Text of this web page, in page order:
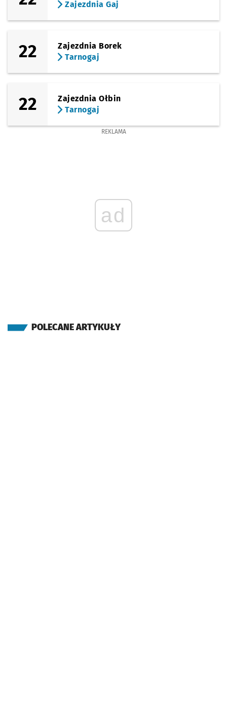
Zajezdnia Gaj
22
Zajezdnia Borek
Tarnogaj
22
Zajezdnia Ołbin
Tarnogaj
REKLAMA
ad
POLECANE ARTYKUŁY